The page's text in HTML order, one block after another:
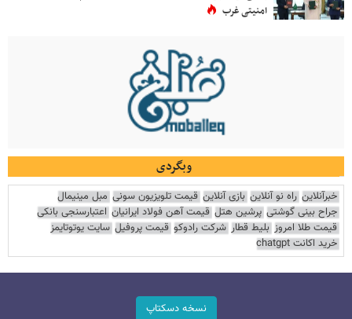
امنیتی غرب
وبگردی
خبرآنلاین راه نو آنلاین بازی آنلاین قیمت تلویزیون سونی مبل مینیمال
جراح بینی گوشتی پرشین هتل قیمت آهن فولاد ایرانیان اعتبارسنجی بانکی
قیمت طلا امروز بلیط قطار شرکت رادوکو قیمت پروفیل سایت یوتوتایمز
خرید اکانت chatgpt
نسخه دسکتاپ